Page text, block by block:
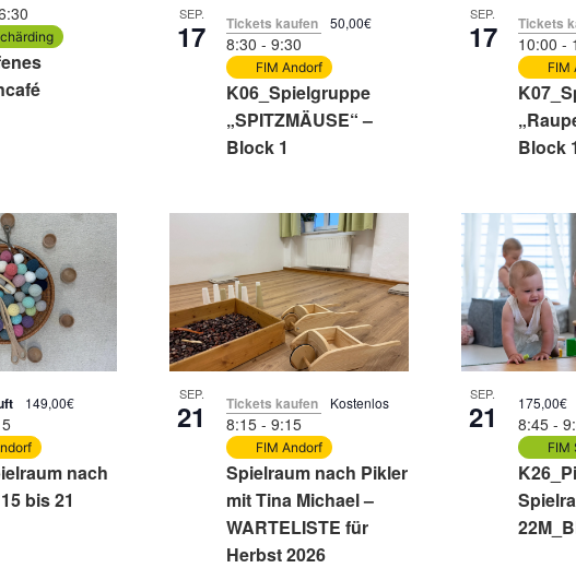
SEP.
17
K06_Spielgruppe
„SPITZMÄUSE“ –
Block 1
8:30-9:30
FIM Andorf
Tickets kaufen 50,00€ SEP.
17
Block 1
10:00 -
FIM
Tickets
nach
bis 21
149,00€ SEP.
21
Spielraum nach Pikler
mit Tina Michael –
WARTELISTE für
Herbst 2026
8:15-9:15
FIM Andorf
Tickets kaufen Kostenlos SEP.
21 8:45 -
FIM
175,00€